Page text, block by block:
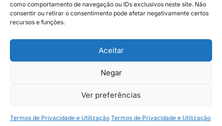
como comportamento de navegação ou IDs exclusivos neste site. Não
consentir ou retirar o consentimento pode afetar negativamente certos
recursos e funções.
Aceitar
Negar
Ver preferências
Termos de Privacidade e Utilização Termos de Privacidade e Utilização
Combos
Jeans Kits Masculino
Copyright © 2026 JR1 Shopping.